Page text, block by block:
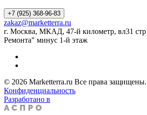
+7 (925) 368-96-83
zakaz@marketterra.ru
г. Москва, МКАД, 47-й километр, вл31
Ремонта" минус 1-й этаж
© 2026 Marketterra.ru Все права защищены.
Конфиденциальность
Разработано в